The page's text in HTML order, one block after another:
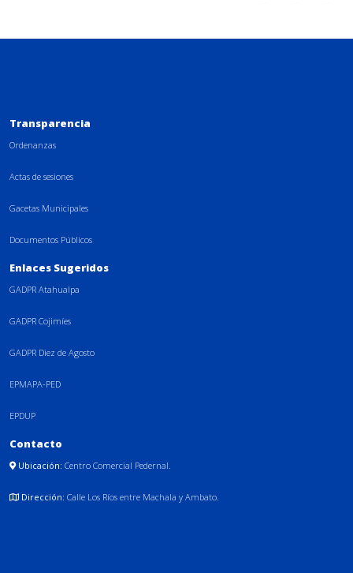
Transparencia
Ordenanzas
Actas de sesiones
Gacetas Municipales
Documentos Públicos
Enlaces Sugeridos
GADPR Atahualpa
GADPR Cojimíes
GADPR Diez de Agosto
EPMAPA-PED
EPDUP
Contacto
Ubicación: Centro Comercial Pedernal.
Dirección: Calle Los Ríos entre Machala y Ambato.